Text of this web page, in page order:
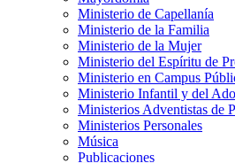
Ministerio de Capellanía
Ministerio de la Familia
Ministerio de la Mujer
Ministerio del Espíritu de
Ministerio en Campus
Ministerio Infantil y del
Ministerios Adventistas de
Ministerios Personales
Música
Publicaciones